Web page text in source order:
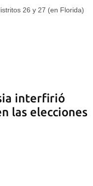
26 y 27 (en Florida)
interfirió
las elecciones